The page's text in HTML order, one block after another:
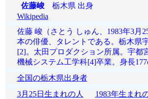
佐藤峻栃木県 出身
Wikipedia
佐藤 峻（さとう しゅん、1983年3月
本の俳優、タレントである。栃木県
[2]。太田プロダクション所属。宇都
機械システム工学科[4]卒業。身長
全国の栃木県出身者
3月25日生まれの人
1983年生まれ